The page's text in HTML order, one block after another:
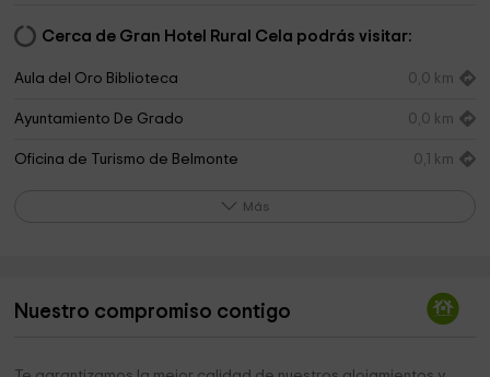
Cerca de Gran Hotel Rural Cela podrás visitar:
Aula del Oro Biblioteca 0,0 km
Ayuntamiento De Grado 0,0 km
Oficina de Turismo de Belmonte 0,1 km
Diocesis de Oviedo 0,3 km
Más
Nuestro compromiso contigo